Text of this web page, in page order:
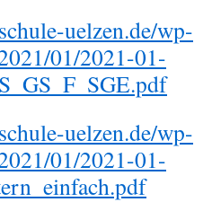
uelzen.de/wp-
01/2021-01-
uelzen.de/wp-
01/2021-01-